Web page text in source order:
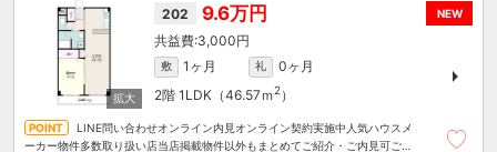
NEW
202 9.6万円
3,000円
敷 1ヶ月 礼
0ヶ月
2階 1LDK（46.57ｍ 2）
LINE問い合わせオンライン内見オンライン契約実施中人気ハウスメ
ーカー物件多数取り扱い店当店掲載物件以外もまとめてご紹介・ご内見可ご予